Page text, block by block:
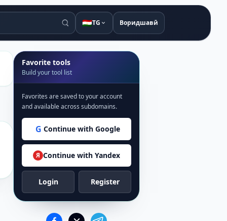
🇹🇯TG Воридшавӣ
Favorite tools
Build your tool list
Favorites are saved to your account
and available across subdomains.
G Continue with Google
Я Continue with Yandex
Login Register